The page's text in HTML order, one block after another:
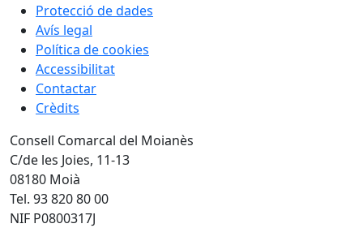
Protecció de dades
Avís legal
Política de cookies
Accessibilitat
Contactar
Crèdits
Consell Comarcal del Moianès
C/de les Joies, 11-13
08180 Moià
Tel. 93 820 80 00
NIF P0800317J